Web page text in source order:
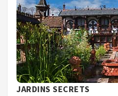
JARDINS SECRETS